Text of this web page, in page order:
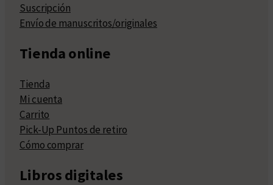
Suscripción
Envío de manuscritos/originales
Tienda online
Tienda
Mi cuenta
Carrito
Pick-Up Puntos de retiro
Cómo comprar
Libros digitales